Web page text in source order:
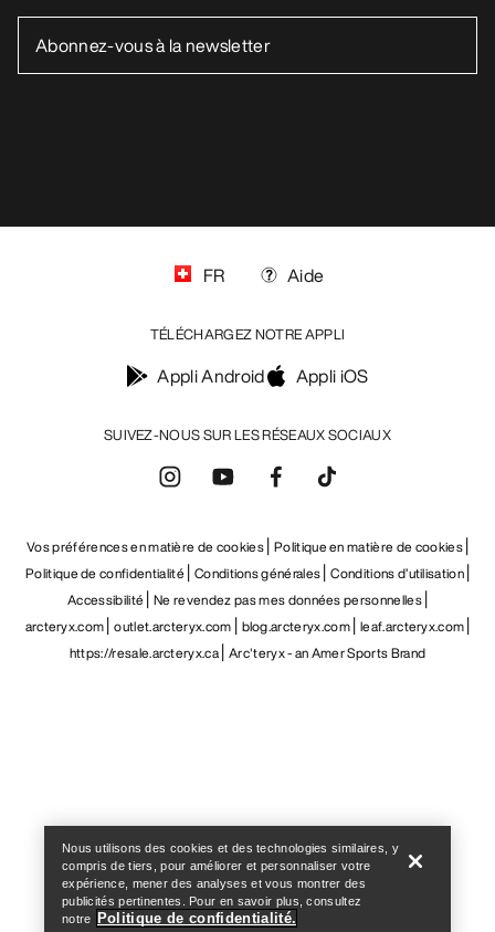
SUIVEZ-NOUS SUR LES RÉSEAUX SOCIAUX
FR Aide
TÉLÉCHARGEZ NOTRE APPLI
Appli Android Appli iOS
Vos préférences en matière de cookies Politique en matière de cookies
Politique de confidentialité Conditions générales Conditions d’utilisation
Accessibilité Ne revendez pas mes données personnelles
arcteryx.com outlet.arcteryx.com blog.arcteryx.com leaf.arcteryx.com
https://resale.arcteryx.ca Arc'teryx - an Amer Sports Brand
Nous utilisons des cookies et des technologies similaires, y
compris de tiers, pour améliorer et personnaliser votre
expérience, mener des analyses et vous montrer des
publicités pertinentes. Pour en savoir plus, consultez
notre
Politique de confidentialité.